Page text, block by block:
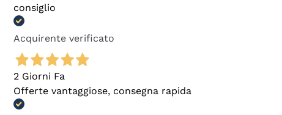
consiglio
Acquirente verificato
2 Giorni Fa
Offerte vantaggiose, consegna rapida